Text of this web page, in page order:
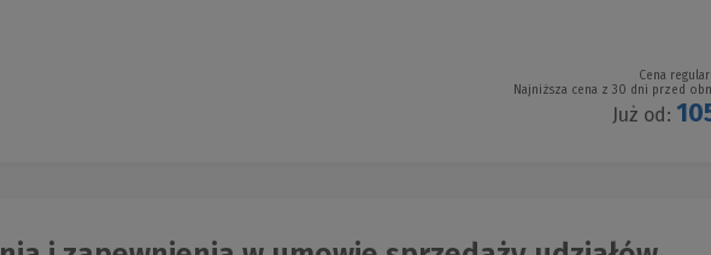
Cena
Najniższa cena z 30 dni przed
Już od: